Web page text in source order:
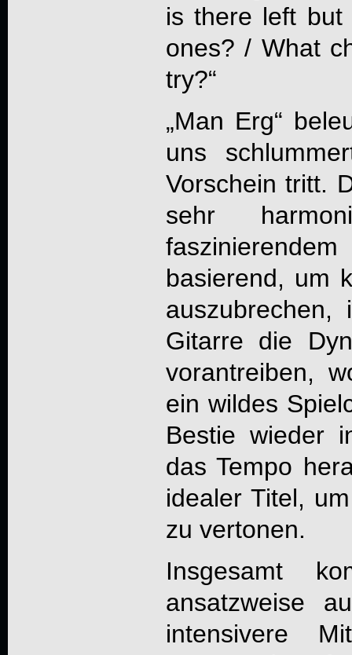
is there left
ones? / What
try?“
„Man Erg“
uns
Vorschein tritt.
sehr
basierend, um
auszubrechen,
Gitarre die
vorantreiben,
ein wildes
Bestie wieder
das Tempo
idealer Titel,
zu vertonen.
Insgesamt
ansatzweise
intensivere